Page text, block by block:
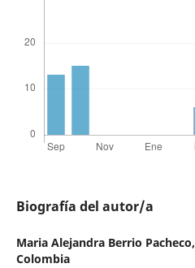
Biografía del autor/a
Maria Alejandra Berrio Pacheco,
Colombia